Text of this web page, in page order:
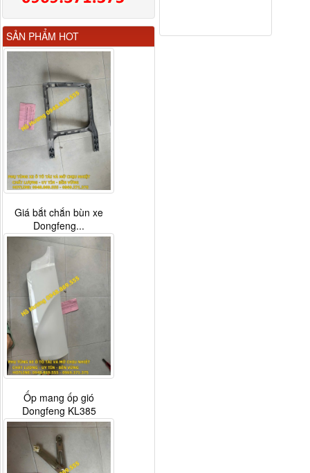
SẢN PHẨM HOT
Gương chiếu hậu FAW
JH6 có sấy...
Giá bắt chắn bùn xe
Dongfeng...
Ốp mang ốp gió
Dongfeng KL385